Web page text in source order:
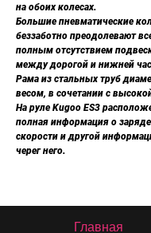
на обоих колесах.
Большие пневматические
беззаботно преодолевают
полным отсутствием
между дорогой и нижней
Рама из стальных труб
весом, в сочетании с
На руле Kugoo ES3
полная информация о
скорости и другой
черег него.
Главная